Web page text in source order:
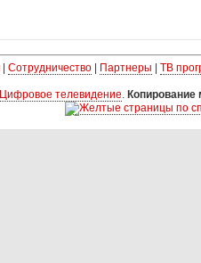
Сотрудничество| Партнеры ТВ
Цифровое телевидение. Копирование